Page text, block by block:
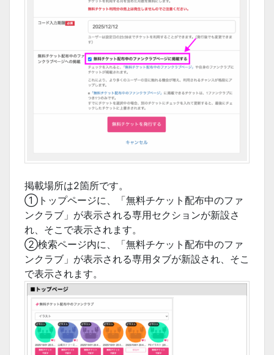
掲載場所は2箇所です。
①トップページに、「無料チケット配布中のファ
ンクラブ」が表示される専用セクションが新設さ
れ、そこで表示されます。
②検索ページ内に、「無料チケット配布中のファ
ンクラブ」が表示される専用タブが新設され、そこ
で表示されます。